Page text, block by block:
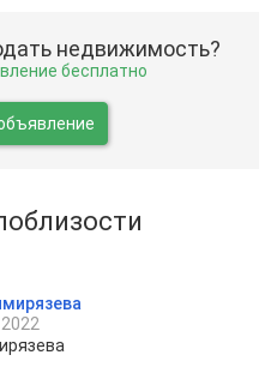
недвижимость?
бесплатно